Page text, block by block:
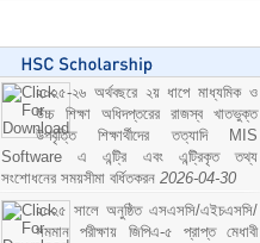
২০২৫-২৬ অর্থবছরে ২য় ধাপে মাধ্যমিক ও
উচ্চ শিক্ষা অধিদপ্তরের রাজস্ব খাতভুক্ত
উপবৃত্তি শিক্ষার্থীদের তত্যাদি MIS
Software এ এন্ট্রি এবং এন্ট্রিকৃত তথ্য
সংশোধনের সময়সীমা বর্ধিতকরন 2026-04-30
২০২৫ সালে অনুষ্ঠিত এসএসসি/এইচএসসি/
সমমান পরীক্ষায় জিপিএ-৫ প্রাপ্ত মেধাবী